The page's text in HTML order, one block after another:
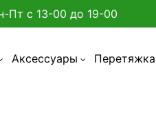
Пт с 13-00 до 19-00
Аксессуары Перетяжка